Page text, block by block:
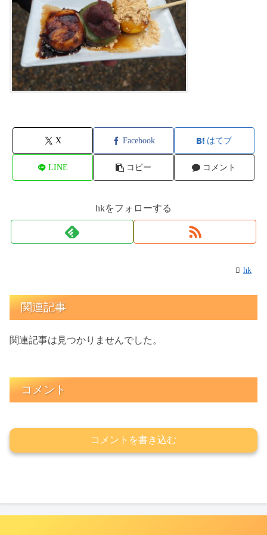
X Facebook はてブ
LINE コピー コメント
hkをフォローする
hk
関連記事
関連記事は見つかりませんでした。
コメント
コメントを書き込む